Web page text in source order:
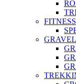
FITNESS
GRAVEL